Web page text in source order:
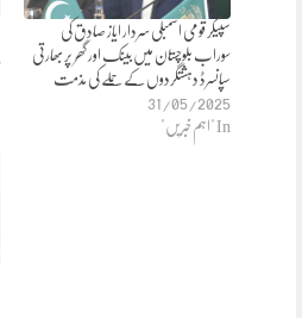
سپیکر قومی اسمبلی سردار ایاز صادق کی
سوراب بلوچستان میں بینک اور گھر پر بھارتی
سپانسرڈ دہشتگردوں کے حملے کی مذمت
31/05/2025
In "اہم خبریں"